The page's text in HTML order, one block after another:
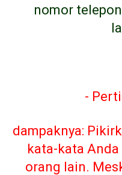
nomor
-
dampaknya:
kata-kata
orang lain.